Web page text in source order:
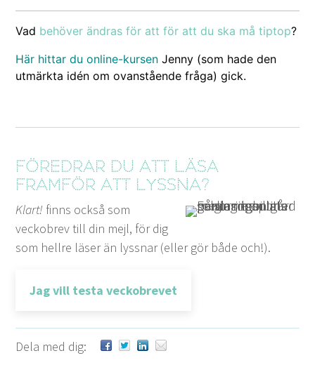
Vad behöver ändras för att för att du ska må tip­top?
Här hit­tar du online-kursen Jen­ny (som hade den
utmärk­ta idén om ovanstående frå­ga) gick.
Föredrar du att läsa
framför att lyssna?
Klart! finns också som
veckobrev till din mejl, för dig
som hellre läser än lyssnar (eller gör både och!).
Jag vill testa veckobrevet
Dela med dig: